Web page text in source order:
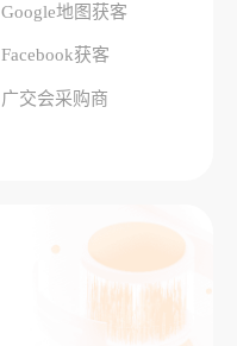
Google地图获客
Facebook获客
广交会采购商